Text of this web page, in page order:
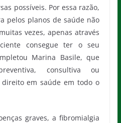
possíveis. Por essa razão,
pelos planos de saúde não
vezes, apenas através
consegue ter o seu
Marina Basile, que
consultiva ou
em saúde em todo o
graves, a fibromialgia